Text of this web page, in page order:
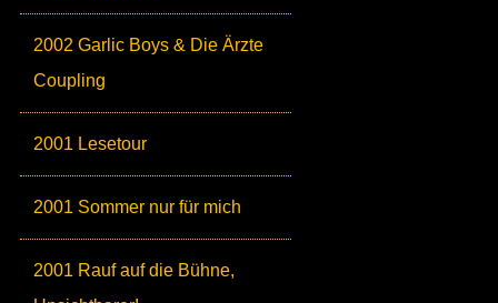
2002 Garlic Boys & Die Ärzte
Coupling
2001 Lesetour
2001 Sommer nur für mich
2001 Rauf auf die Bühne,